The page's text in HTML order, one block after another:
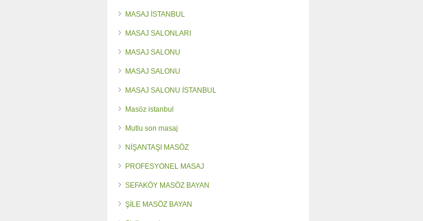
MASAJ İSTANBUL
MASAJ SALONLARI
MASAJ SALONU
MASAJ SALONU
MASAJ SALONU İSTANBUL
Masöz istanbul
Mutlu son masaj
NİŞANTAŞI MASÖZ
PROFESYONEL MASAJ
SEFAKÖY MASÖZ BAYAN
ŞİLE MASÖZ BAYAN